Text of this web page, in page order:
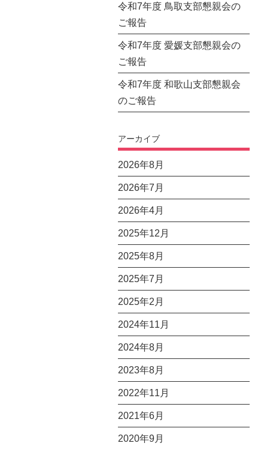
令和7年度 鳥取支部懇親会の
ご報告
令和7年度 愛媛支部懇親会の
ご報告
令和7年度 和歌山支部懇親会
のご報告
アーカイブ
2026年8月
2026年7月
2026年4月
2025年12月
2025年8月
2025年7月
2025年2月
2024年11月
2024年8月
2023年8月
2022年11月
2021年6月
2020年9月